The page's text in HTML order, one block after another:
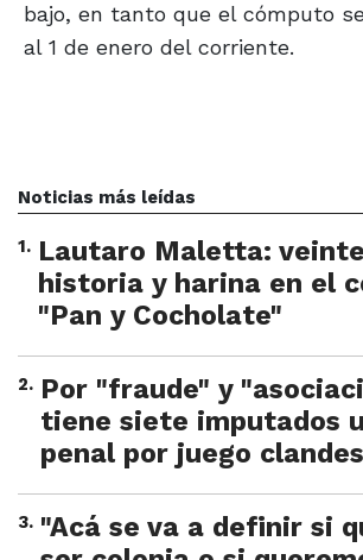
bajo, en tanto que el cómputo
al 1 de enero del corriente.
Noticias más leídas
1. Lautaro Maletta:
historia y harina en el
"Pan y Cocholate"
2. Por "fraude" y
tiene siete imputados
penal por juego
3. "Acá se va a definir si